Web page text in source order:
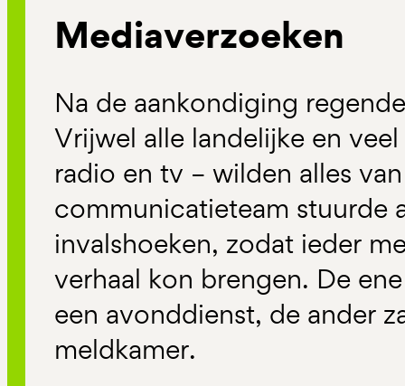
Mediaverzoeken
Na de aankondiging
Vrijwel alle landelijke en
radio en tv – wilden alles
communicatieteam stuurde
invalshoeken, zodat ieder
verhaal kon brengen. De
een avonddienst, de ander
meldkamer.